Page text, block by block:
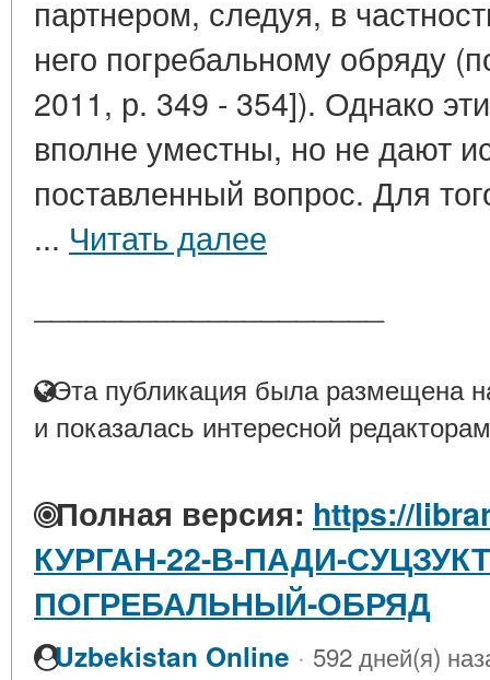
партнером, следуя, в
него погребальному обряду
2011, р. 349 - 354]). Однако
вполне уместны, но не дают
поставленный вопрос. Для
... Читать далее
Эта публикация была размещена
и показалась интересной
Полная версия: https://
КУРГАН-22-В-ПАДИ-
ПОГРЕБАЛЬНЫЙ-ОБРЯД
Uzbekistan Online · 592 дней(я)